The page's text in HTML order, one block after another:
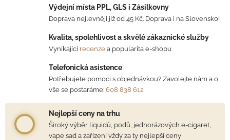
Výdejní místa PPL, GLS i Zásilkovny
Doprava nejlevněji již od 45 Kč. Doprava i na Slovensko!
Kvalita, spolehlivost a skvělé zákaznické služby
Vynikající recenze a popularita e-shopu
Telefonická asistence
Potřebujete pomoci s objednávkou? Zavolejte nám a o
vše se postaráme: 608 838 612
Nejlepší ceny na trhu
Široký výběr liquidů, podů, jednorázových e-cigaret,
vape sad a zařízení vždy za ty nejlepší ceny